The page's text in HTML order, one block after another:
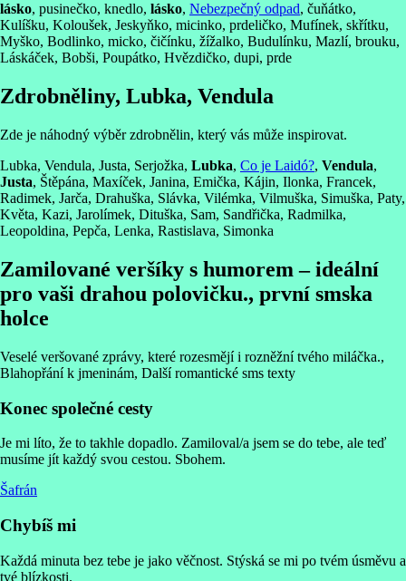
lásko, pusinečko, knedlo, lásko, Nebezpečný odpad, čuňátko,
Kulíšku, Koloušek, Jeskyňko, micinko, prdeličko, Mufínek, skřítku,
Myško, Bodlinko, micko, čičínku, žížalko, Budulínku, Mazlí, brouku,
Láskáček, Bobši, Poupátko, Hvězdičko, dupi, prde
Zdrobněliny, Lubka, Vendula
Zde je náhodný výběr zdrobnělin, který vás může inspirovat.
Lubka, Vendula, Justa, Serjožka, Lubka, Co je Laidó?, Vendula,
Justa, Štěpána, Maxíček, Janina, Emička, Kájin, Ilonka, Francek,
Radimek, Jarča, Drahuška, Slávka, Vilémka, Vilmuška, Simuška, Paty,
Květa, Kazi, Jarolímek, Dituška, Sam, Sandřička, Radmilka,
Leopoldina, Pepča, Lenka, Rastislava, Simonka
Zamilované veršíky s humorem – ideální
pro vaši drahou polovičku., první smska
holce
Veselé veršované zprávy, které rozesmějí i rozněžní tvého miláčka.,
Blahopřání k jmeninám, Další romantické sms texty
Konec společné cesty
Je mi líto, že to takhle dopadlo. Zamiloval/a jsem se do tebe, ale teď
musíme jít každý svou cestou. Sbohem.
Šafrán
Chybíš mi
Každá minuta bez tebe je jako věčnost. Stýská se mi po tvém úsměvu a
tvé blízkosti.